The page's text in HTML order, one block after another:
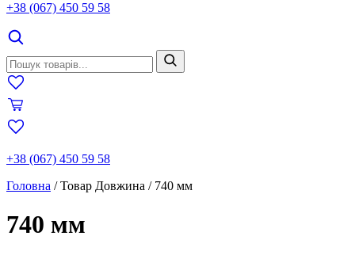
+38 (067) 450 59 58
+38 (067) 450 59 58
Головна /Товар Довжина / 740 мм
740 мм